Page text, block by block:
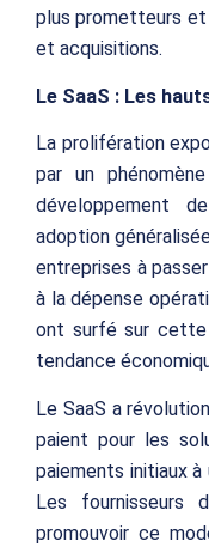
plus prometteurs et
et acquisitions.
Le SaaS : Les
La prolifération
par un
développement
adoption
entreprises à
à la dépense
ont surfé sur
tendance
Le SaaS a
paient pour les
paiements initiaux à
Les fournisseurs
promouvoir ce